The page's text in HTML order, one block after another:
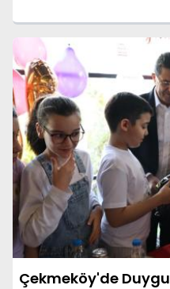
Çekmeköy'de